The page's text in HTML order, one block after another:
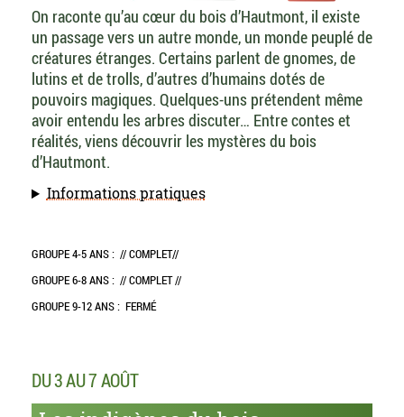
On raconte qu’au cœur du bois d’Hautmont, il existe
un passage vers un autre monde, un monde peuplé de
créatures étranges. Certains parlent de gnomes, de
lutins et de trolls, d’autres d’humains dotés de
pouvoirs magiques. Quelques-uns prétendent même
avoir entendu les arbres discuter… Entre contes et
réalités, viens découvrir les mystères du bois
d’Hautmont.
Informations pratiques
GROUPE 4-5 ANS : // COMPLET//
GROUPE 6-8 ANS : // COMPLET //
GROUPE 9-12 ANS : FERMÉ
DU 3 AU 7 AOÛT